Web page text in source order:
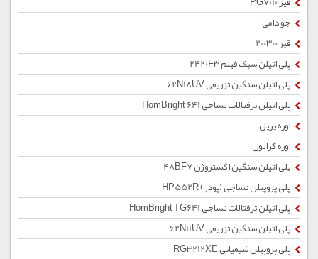
جو دامی
قیر 200300
پلی اتیلن سبک فیلم 2420F3
پلی اتیلن سنگین تزریقی 62N18UV
پلی اتیلن ترفتالات نساجی HomBright 641
اوره پریل
اوره گرانول
پلی اتیلن سنگین اکستروژن 48BF7
پلی پروپیلن نساجی (پودر) HP552R
پلی اتیلن ترفتالات نساجی HomBright TG641
پلی اتیلن سنگین تزریقی 62N11UV
پلی پروپیلن شیمیایی RG3212XE